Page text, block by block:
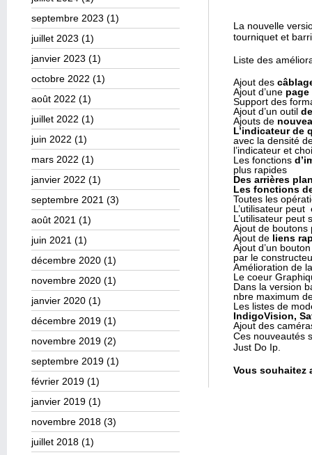
septembre 2023 (1)
juillet 2023 (1)
janvier 2023 (1)
octobre 2022 (1)
août 2022 (1)
juillet 2022 (1)
juin 2022 (1)
mars 2022 (1)
janvier 2022 (1)
septembre 2021 (3)
août 2021 (1)
juin 2021 (1)
décembre 2020 (1)
novembre 2020 (1)
janvier 2020 (1)
décembre 2019 (1)
novembre 2019 (2)
septembre 2019 (1)
février 2019 (1)
janvier 2019 (1)
novembre 2018 (3)
juillet 2018 (1)
La nouvelle
tourniquet et
Liste des
Ajout des
Ajout d’une
Support des
Ajout d’un outil
Ajouts de
L’indicateur de
avec la densité
l’indicateur et
Les fonctions
plus rapides
Des arrières
Les fonctions
Toutes les
L’utilisateur
L’utilisateur
Ajout de
Ajout de liens
Ajout d’un
par le
Amélioration de
Le coeur
Dans la version
nbre maximum
Les listes de
IndigoVision,
Ajout des
Ces nouveautés
Just Do Ip.
Vous souhaitez